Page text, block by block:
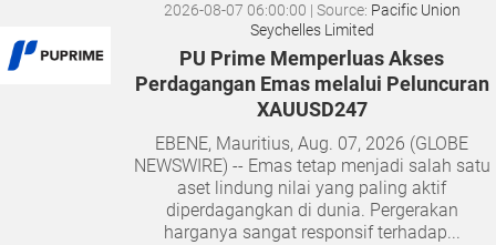
2026-08-07 06:00:00 | Source: Pacific Union
Seychelles Limited
PU Prime Memperluas Akses
Perdagangan Emas melalui Peluncuran
XAUUSD247
EBENE, Mauritius, Aug. 07, 2026 (GLOBE
NEWSWIRE) -- Emas tetap menjadi salah satu
aset lindung nilai yang paling aktif
diperdagangkan di dunia. Pergerakan
harganya sangat responsif terhadap...